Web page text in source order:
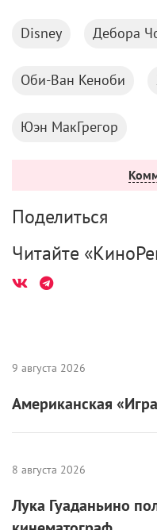
Disney Дебора
Оби-Ван Кеноби
Юэн МакГрегор
Поделиться
Читайте
9 августа 2026
Американская
8 августа 2026
Лука Гуаданьино